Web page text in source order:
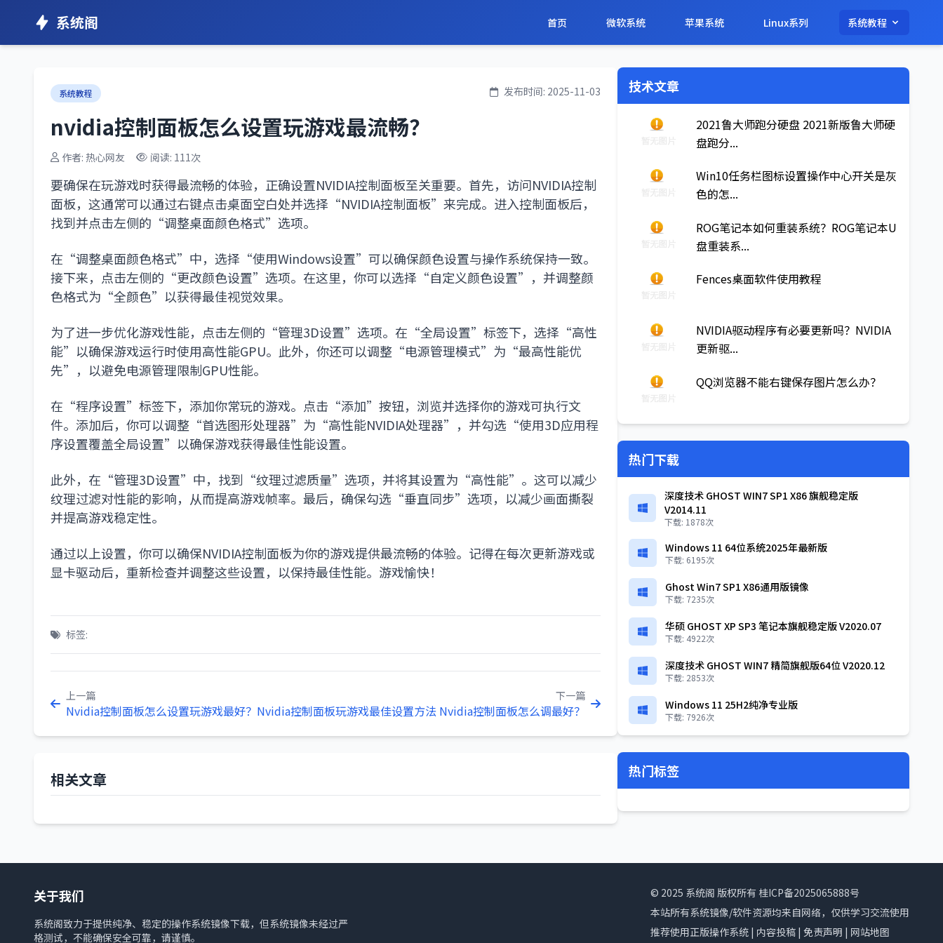
系统阁 首页 微软系统 苹果系统 Linux系列 系统教程
系统教程 发布时间: 2025-11-03
nvidia控制面板怎么设置玩游戏最流畅？
作者: 热心网友 阅读: 111次
要确保在玩游戏时获得最流畅的体验，正确设置NVIDIA控制面板至关重要。首先，访问NVIDIA控制
面板，这通常可以通过右键点击桌面空白处并选择“NVIDIA控制面板”来完成。进入控制面板后，
找到并点击左侧的“调整桌面颜色格式”选项。
在“调整桌面颜色格式”中，选择“使用Windows设置”可以确保颜色设置与操作系统保持一致。
接下来，点击左侧的“更改颜色设置”选项。在这里，你可以选择“自定义颜色设置”，并调整颜
色格式为“全颜色”以获得最佳视觉效果。
为了进一步优化游戏性能，点击左侧的“管理3D设置”选项。在“全局设置”标签下，选择“高性
能”以确保游戏运行时使用高性能GPU。此外，你还可以调整“电源管理模式”为“最高性能优
先”，以避免电源管理限制GPU性能。
在“程序设置”标签下，添加你常玩的游戏。点击“添加”按钮，浏览并选择你的游戏可执行文
件。添加后，你可以调整“首选图形处理器”为“高性能NVIDIA处理器”，并勾选“使用3D应用程
序设置覆盖全局设置”以确保游戏获得最佳性能设置。
此外，在“管理3D设置”中，找到“纹理过滤质量”选项，并将其设置为“高性能”。这可以减少
纹理过滤对性能的影响，从而提高游戏帧率。最后，确保勾选“垂直同步”选项，以减少画面撕裂
并提高游戏稳定性。
通过以上设置，你可以确保NVIDIA控制面板为你的游戏提供最流畅的体验。记得在每次更新游戏或
显卡驱动后，重新检查并调整这些设置，以保持最佳性能。游戏愉快！
标签:
上一篇
Nvidia控制面板怎么设置玩游戏最好？Nvidia控制面板玩游戏最佳设置方法
下一篇
Nvidia控制面板怎么调最好？
相关文章
技术文章
2021鲁大师跑分硬盘 2021新版鲁大师硬
盘跑分...
Win10任务栏图标设置操作中心开关是灰
色的怎...
ROG笔记本如何重装系统？ROG笔记本U
盘重装系...
Fences桌面软件使用教程
NVIDIA驱动程序有必要更新吗？NVIDIA
更新驱...
QQ浏览器不能右键保存图片怎么办？
热门下载
深度技术 GHOST WIN7 SP1 X86 旗舰稳定版
V2014.11
下载: 1878次
Windows 11 64位系统2025年最新版
下载: 6195次
Ghost Win7 SP1 X86通用版镜像
下载: 7235次
华硕 GHOST XP SP3 笔记本旗舰稳定版 V2020.07
下载: 4922次
深度技术 GHOST WIN7 精简旗舰版64位 V2020.12
下载: 2853次
Windows 11 25H2纯净专业版
下载: 7926次
热门标签
关于我们
系统阁致力于提供纯净、稳定的操作系统镜像下载，但系统镜像未经过严
格测试，不能确保安全可靠，请谨慎。
© 2025 系统阁 版权所有 桂ICP备2025065888号
本站所有系统镜像/软件资源均来自网络，仅供学习交流使用
推荐使用正版操作系统 | 内容投稿 | 免责声明 | 网站地图